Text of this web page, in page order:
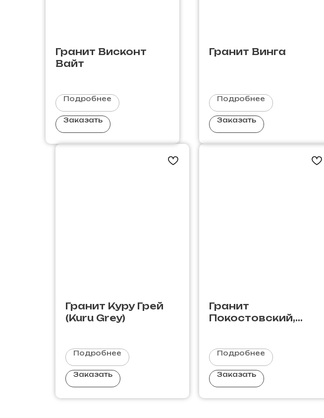
Гранит Висконт
Вайт
Подробнее
Заказать
Гранит Винга
Подробнее
Заказать
Гранит Куру Грей
(Kuru Grey)
Подробнее
Заказать
Гранит
Покостовский,
Подробнее
Заказать